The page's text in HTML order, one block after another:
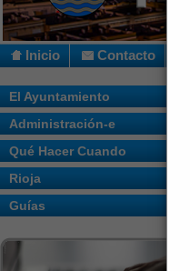
Inicio Contacto
El Ayuntamiento
Administración-e
Qué Hacer Cuando
Rioja
Guías